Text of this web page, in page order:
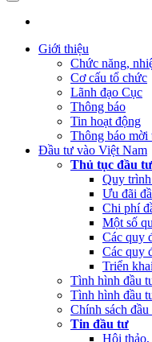
Giới thiệu
Chức năng,
Cơ cấu tổ chức
Lãnh đạo Cục
Thông báo
Tin hoạt động
Thông báo mời
Đầu tư vào Việt Nam
Thủ tục đầu tư
Quy
Ưu đãi
Chi phí
Một số
Các quy
Các quy
Triển
Tình hình đầu
Tình hình đầu
Chính sách
Tin đầu tư
Hội thảo,